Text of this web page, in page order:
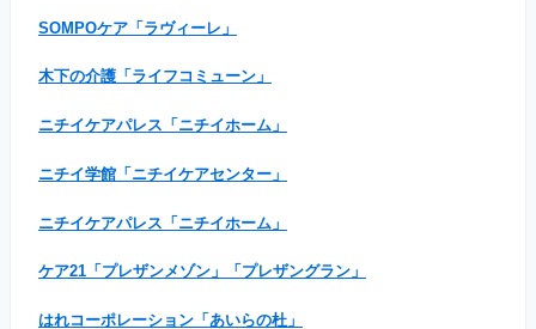
SOMPOケア「ラヴィーレ」
木下の介護「ライフコミューン」
ニチイケアパレス「ニチイホーム」
ニチイ学館「ニチイケアセンター」
ニチイケアパレス「ニチイホーム」
ケア21「プレザンメゾン」「プレザングラン」
はれコーポレーション「あいらの杜」